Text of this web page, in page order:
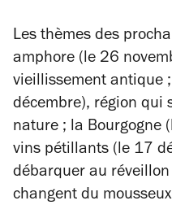
Les thèmes des
amphore (le 26
vieillissement antique
décembre), région qui
nature ; la Bourgogne
vins pétillants (le 17
débarquer au
changent du